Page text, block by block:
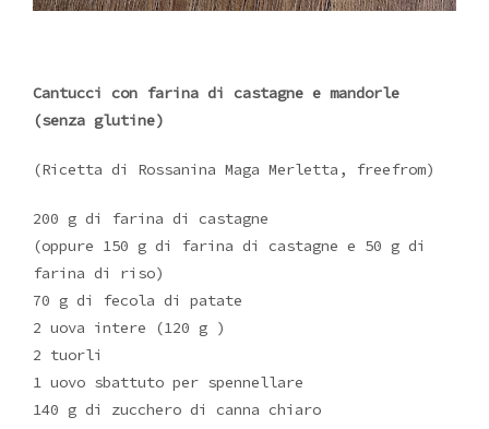
Cantucci con farina di castagne e mandorle
(senza glutine)
(Ricetta di Rossanina Maga Merletta, freefrom)
200 g di farina di castagne
(oppure 150 g di farina di castagne e 50 g di
farina di riso)
70 g di fecola di patate
2 uova intere (120 g )
2 tuorli
1 uovo sbattuto per spennellare
140 g di zucchero di canna chiaro